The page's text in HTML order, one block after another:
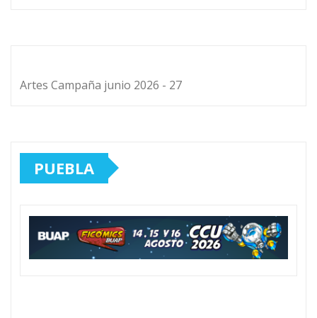
Artes Campaña junio 2026 - 27
PUEBLA